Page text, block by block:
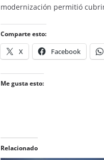
modernización permitió
Comparte esto:
X Facebook
Me gusta esto:
Relacionado